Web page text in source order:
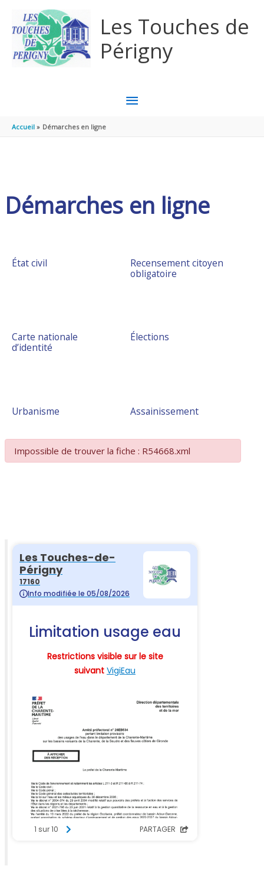
Les Touches de
Périgny
MENU
Accueil Démarches en ligne
Démarches en ligne
État civil
Recensement citoyen
obligatoire
Carte nationale
d’identité
Élections
Urbanisme Assainissement
Impossible de trouver la fiche : R54668.xml